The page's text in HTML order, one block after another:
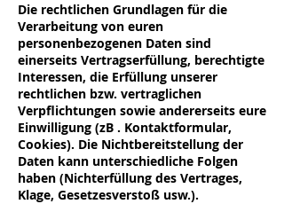
Die rechtlichen Grundlagen für die
Verarbeitung von euren
personenbezogenen Daten sind
einerseits Vertragserfüllung, berechtigte
Interessen, die Erfüllung unserer
rechtlichen bzw. vertraglichen
Verpflichtungen sowie andererseits eure
Einwilligung (zB . Kontaktformular,
Cookies). Die Nichtbereitstellung der
Daten kann unterschiedliche Folgen
haben (Nichterfüllung des Vertrages,
Klage, Gesetzesverstoß usw.).